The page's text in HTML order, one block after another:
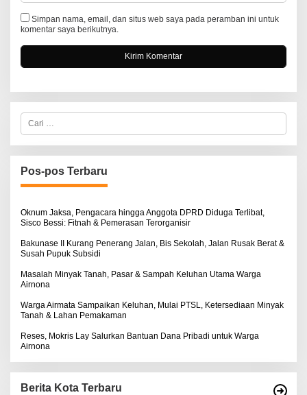
Simpan nama, email, dan situs web saya pada peramban ini untuk
komentar saya berikutnya.
C
r
i
u
n
u
:
Pos-pos Terbaru
Oknum Jaksa, Pengacara hingga Anggota DPRD Diduga Terlibat,
Sisco Bessi: Fitnah & Pemerasan Terorganisir
Bakunase II Kurang Penerang Jalan, Bis Sekolah, Jalan Rusak Berat &
Susah Pupuk Subsidi
Masalah Minyak Tanah, Pasar & Sampah Keluhan Utama Warga
Airnona
Warga Airmata Sampaikan Keluhan, Mulai PTSL, Ketersediaan Minyak
Tanah & Lahan Pemakaman
Reses, Mokris Lay Salurkan Bantuan Dana Pribadi untuk Warga
Airnona
Berita Kota Terbaru